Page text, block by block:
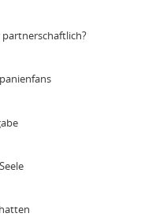
partnerschaftlich?